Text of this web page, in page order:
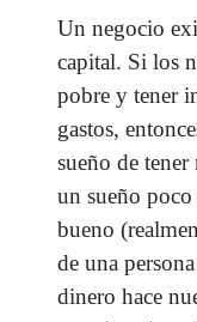
Un negocio
capital. Si los
pobre y tener
gastos,
sueño de
un sueño
bueno
de una
dinero hace